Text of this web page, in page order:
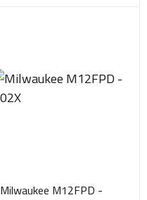
Milwaukee M12FPD -